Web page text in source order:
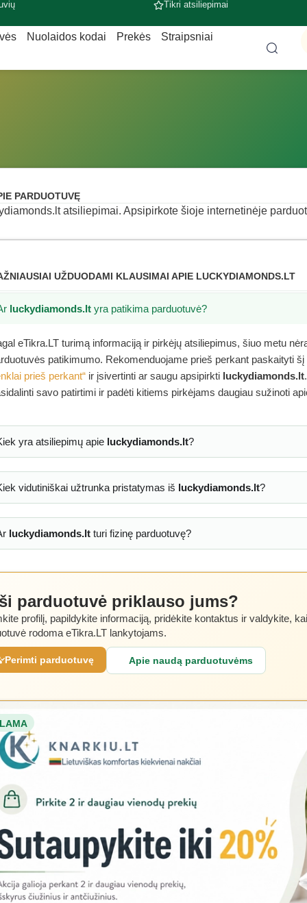
Tikri atsiliepimai
Nuolaidos kodai Prekės Straipsniai
PARDUOTUVĘ
atsiliepimai. Apsipirkote šioje internetinėje
UŽDUODAMI KLAUSIMAI APIE LUCKYDIAMONDS.LT
luckydiamonds.lt yra patikima parduotuvė?
eTikra.LT turimą informaciją ir pirkėjų atsiliepimus, šiuo metu
patikimumo. Rekomenduojame prieš perkant paskaityti šį
prieš perkant“ ir įsivertinti ar saugu apsipirkti luckydiamonds.lt
savo patirtimi ir padėti kitiems pirkėjams daugiau sužinoti
yra atsiliepimų apie luckydiamonds.lt?
vidutiniškai užtrunka pristatymas iš luckydiamonds.lt?
luckydiamonds.ltturi fizinę parduotuvę?
parduotuvė priklauso jums?
profilį, papildykite informaciją, pridėkite kontaktus ir valdykite,
rodoma eTikra.LT lankytojams.
Perimti parduotuvę Apie naudą parduotuvėms